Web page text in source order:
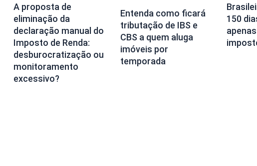
A proposta de
eliminação da
declaração manual do
Imposto de Renda:
desburocratização ou
monitoramento
excessivo?
Entenda como ficará
tributação de IBS e
CBS a quem aluga
imóveis por
temporada
150